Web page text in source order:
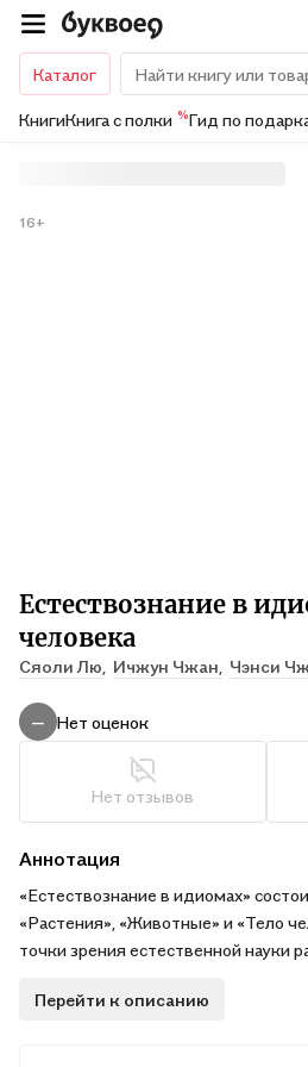
Каталог
КнигиКнига с полки %Гид по
Естествознание в
человека
Сяоли Лю, Ичжун Чжан, Чэнси
16+
— Нет оценок
Нет отзывов
Аннотация
«Естествознание в идиомах»
«Растения», «Животные» и «Тело
точки зрения естественной науки
комплекте собрано 245 идиом,
Перейти к описанию